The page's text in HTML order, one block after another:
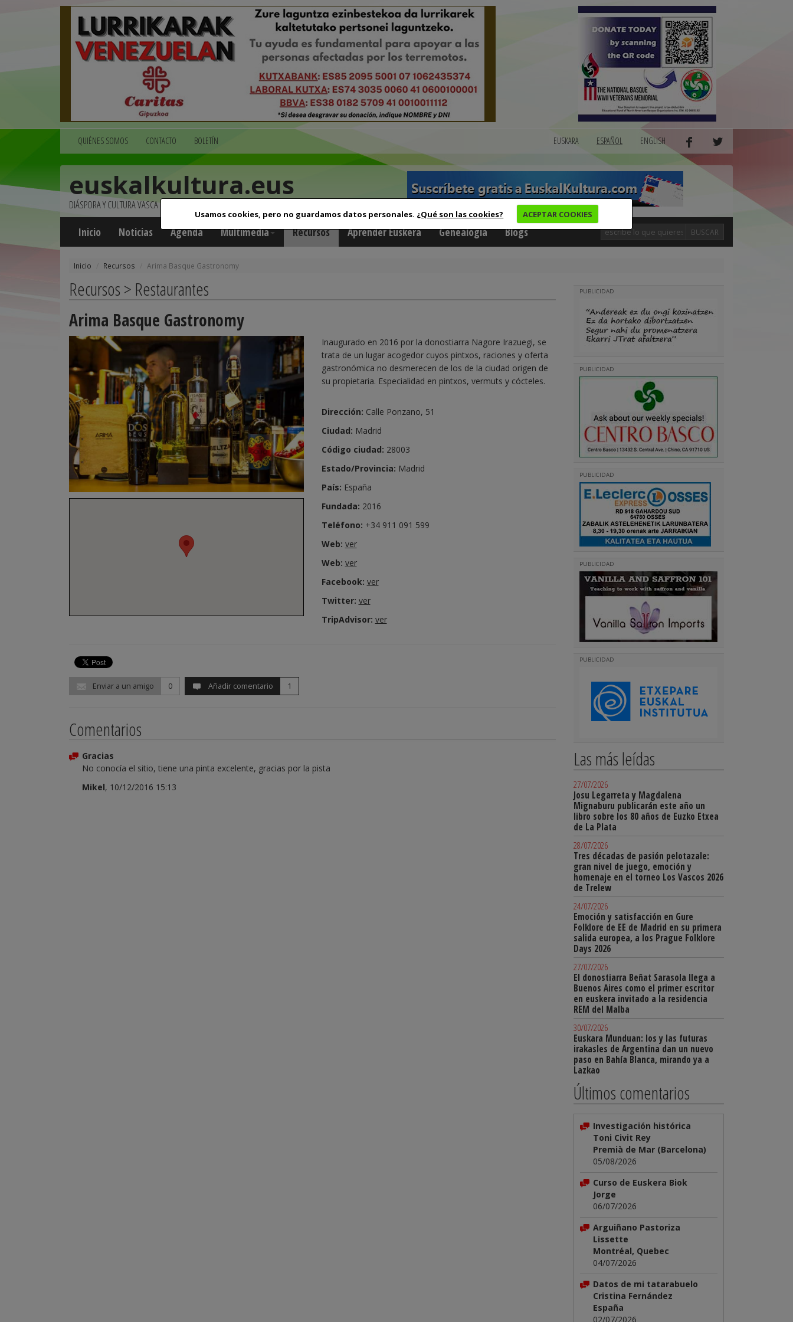
Usamos cookies, pero no guardamos datos personales. ¿Qué son las cookies? ACEPTAR COOKIES
QUIÉNES SOMOS CONTACTO BOLETÍN EUSKARA ESPAÑOL ENGLISH
euskalkultura.eus
DIÁSPORA Y CULTURA VASCA
Inicio Noticias Agenda Multimedia Recursos Aprender Euskera Genealogía Blogs BUSCAR
Inicio Recursos Arima Basque Gastronomy
Recursos > Restaurantes
Arima Basque Gastronomy
Inaugurado en 2016 por la donostiarra Nagore Irazuegi, se
trata de un lugar acogedor cuyos pintxos, raciones y oferta
gastronómica no desmerecen de los de la ciudad origen de
su propietaria. Especialidad en pintxos, vermuts y cócteles.
Dirección: Calle Ponzano, 51
Ciudad: Madrid
Código ciudad: 28003
Estado/Provincia: Madrid
País: España
Fundada: 2016
Teléfono: +34 911 091 599
Web: ver
Web: ver
Facebook: ver
Twitter: ver
TripAdvisor: ver
Enviar a un amigo 0 Añadir comentario 1
Comentarios
Gracias
No conocía el sitio, tiene una pinta excelente, gracias por la pista
Mikel, 10/12/2016 15:13
PUBLICIDAD
PUBLICIDAD
PUBLICIDAD
PUBLICIDAD
PUBLICIDAD
Las más leídas
27/07/2026
Josu Legarreta y Magdalena
Mignaburu publicarán este año un
libro sobre los 80 años de Euzko Etxea
de La Plata
28/07/2026
Tres décadas de pasión pelotazale:
gran nivel de juego, emoción y
homenaje en el torneo Los Vascos 2026
de Trelew
24/07/2026
Emoción y satisfacción en Gure
Folklore de EE de Madrid en su primera
salida europea, a los Prague Folklore
Days 2026
27/07/2026
El donostiarra Beñat Sarasola llega a
Buenos Aires como el primer escritor
en euskera invitado a la residencia
REM del Malba
30/07/2026
Euskara Munduan: los y las futuras
irakasles de Argentina dan un nuevo
paso en Bahía Blanca, mirando ya a
Lazkao
Últimos comentarios
Investigación histórica
Toni Civit Rey
Premià de Mar (Barcelona)
05/08/2026
Curso de Euskera Biok
Jorge
06/07/2026
Arguiñano Pastoriza
Lissette
Montréal, Quebec
04/07/2026
Datos de mi tatarabuelo
Cristina Fernández
España
02/07/2026